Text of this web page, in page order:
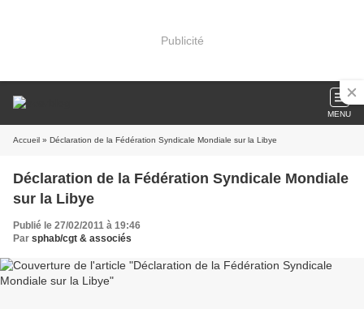
Publicité
MENU
Accueil » Déclaration de la Fédération Syndicale Mondiale sur la Libye
Déclaration de la Fédération Syndicale Mondiale
sur la Libye
Publié le 27/02/2011 à 19:46
Par sphab/cgt & associés